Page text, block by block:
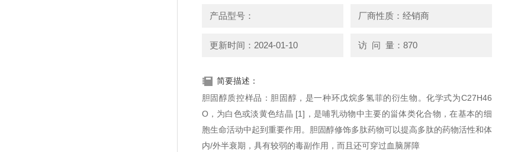
产品型号： 厂商性质：经销商
更新时间：2024-01-10 访 问 量：870
简要描述：
胆固醇质控样品：胆固醇，是一种环戊烷多氢菲的衍生物。化学式为C27H46
O，为白色或淡黄色结晶 [1]，是哺乳动物中主要的甾体类化合物，在基本的细
胞生命活动中起到重要作用。胆固醇修饰多肽药物可以提高多肽的药物活性和体
内/外半衰期，具有较弱的毒副作用，而且还可穿过血脑屏障